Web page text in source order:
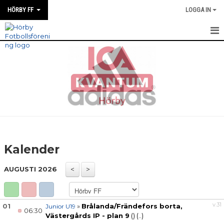
HÖRBY FF LOGGA IN
HEM
MEDLEMSFÖRMÅNER
KALENDER
MATCHER
Kalender
AUGUSTI 2026
v.31
01
06:30
Junior U19 » Brålanda/Frändefors borta,
Västergårds IP - plan 9 () (..)